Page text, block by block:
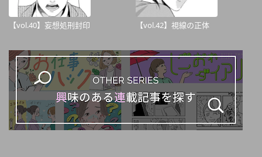
【vol.40】妄想処刑封印 【vol.42】視線の正体